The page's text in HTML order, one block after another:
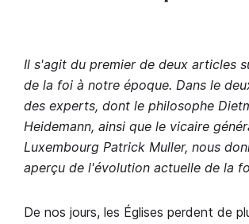
Il s'agit du premier de deux articles
de la foi à notre époque. Dans le
des experts, dont le philosophe
Heidemann, ainsi que le vicaire
Luxembourg Patrick Muller, nous
aperçu de l'évolution actuelle de la
De nos jours, les Églises perdent de